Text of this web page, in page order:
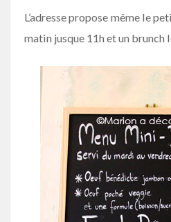
L’adresse propose même le
matin jusque 11h et un brunch